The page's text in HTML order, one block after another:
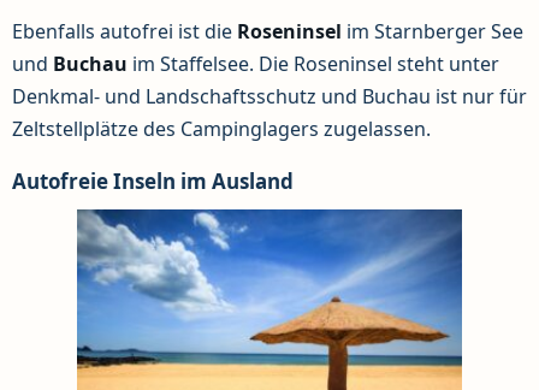
Ebenfalls autofrei ist die Roseninsel im Starnberger See
und Buchau im Staffelsee. Die Roseninsel steht unter
Denkmal- und Landschaftsschutz und Buchau ist nur für
Zeltstellplätze des Campinglagers zugelassen.
Autofreie Inseln im Ausland